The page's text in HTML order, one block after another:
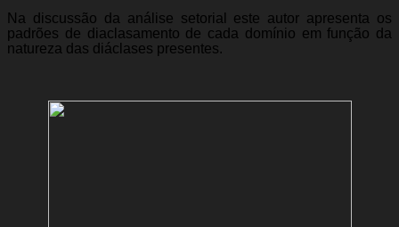
Na discussão da análise setorial este autor apresenta os
padrões de diaclasamento de cada domínio em função da
natureza das diáclases presentes.